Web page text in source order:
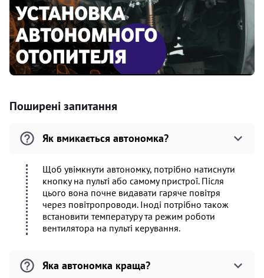
Поширені запитання
Як вмикається автономка?
Щоб увімкнути автономку, потрібно натиснути
кнопку на пульті або самому пристрої. Після
цього вона почне видавати гаряче повітря
через повітропроводи. Іноді потрібно також
встановити температуру та режим роботи
вентилятора на пульті керування.
Яка автономка краща?